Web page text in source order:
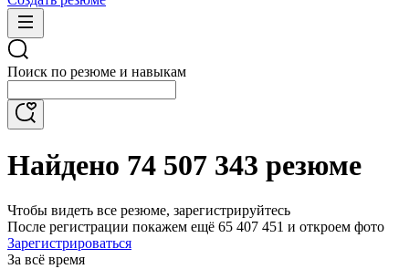
Поиск по резюме и навыкам
Найдено 74 507 343 резюме
Чтобы видеть все резюме, зарегистрируйтесь
После регистрации покажем ещё 65 407 451 и откроем фото
Зарегистрироваться
За всё время